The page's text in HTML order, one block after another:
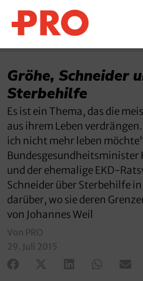
Gröhe, Schneider
Sterbehilfe
Es ist ein Thema, das die
aus ihrem Leben
ich nicht mehr leben
Bundesgesundheitsminister
und der ehemalige EKD-
Schneider über Sterbehilfe
darüber, wo sie deren
von Johannes Weil
Von PRO
29. Juli 2015